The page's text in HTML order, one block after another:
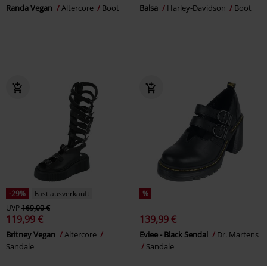
Randa Vegan Altercore Boot Balsa Harley-Davidson Boot
-29%
Fast ausverkauft
UVP169,00 €
119,99 €
Britney Vegan
Altercore
Sandale
%
139,99 €
Eviee - Black Sendal
Dr. Martens
Sandale